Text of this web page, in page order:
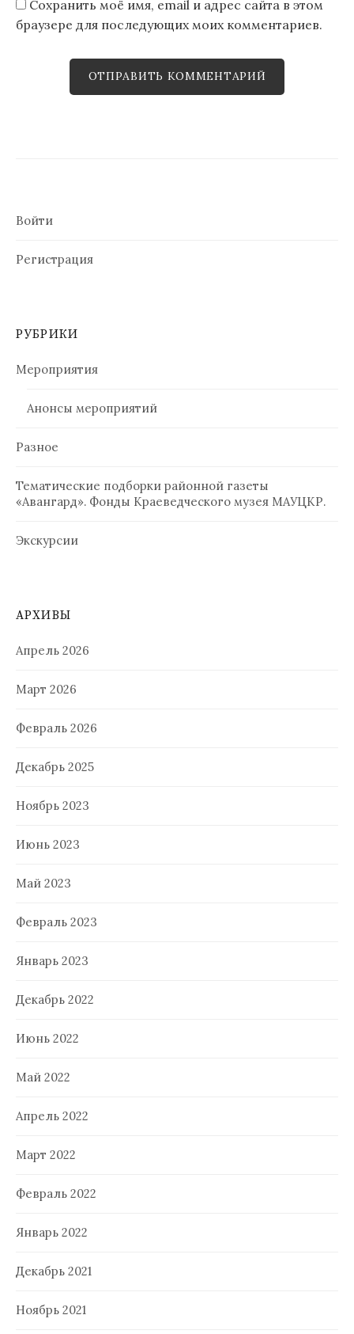
Сохранить моё имя, email и адрес сайта в этом
браузере для последующих моих комментариев.
Войти
Регистрация
РУБРИКИ
Мероприятия
Анонсы мероприятий
Разное
Тематические подборки районной газеты
«Авангард». Фонды Краеведческого музея МАУЦКР.
Экскурсии
АРХИВЫ
Апрель 2026
Март 2026
Февраль 2026
Декабрь 2025
Ноябрь 2023
Июнь 2023
Май 2023
Февраль 2023
Январь 2023
Декабрь 2022
Июнь 2022
Май 2022
Апрель 2022
Март 2022
Февраль 2022
Январь 2022
Декабрь 2021
Ноябрь 2021